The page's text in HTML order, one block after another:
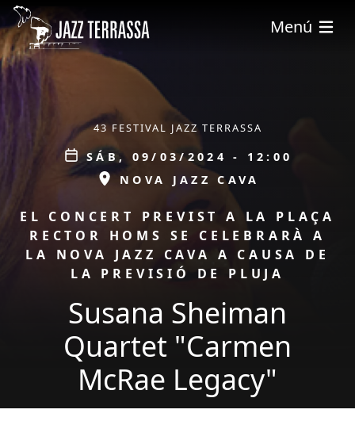
Pasar al contenido principal
Menú
43 FESTIVAL JAZZ TERRASSA
Data
SÁB, 09/03/2024 - 12:00
ESPAI
NOVA JAZZ CAVA
PROMOCIÓ
EL CONCERT PREVIST A LA PLAÇA
RECTOR HOMS SE CELEBRARÀ A
LA NOVA JAZZ CAVA A CAUSA DE
LA PREVISIÓ DE PLUJA
Susana Sheiman
Quartet "Carmen
McRae Legacy"